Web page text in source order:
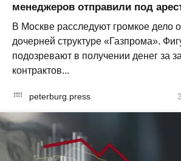
менеджеров отправили под
В Москве расследуют громкое дело о
дочерней структуре «Газпрома».
подозревают в получении денег за
контрактов...
peterburg.press